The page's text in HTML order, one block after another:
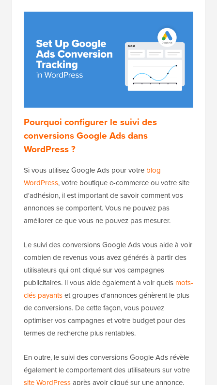
Pourquoi configurer le suivi des
conversions Google Ads dans
WordPress ?
Si vous utilisez Google Ads pour votre blog
WordPress, votre boutique e-commerce ou votre site
d'adhésion, il est important de savoir comment vos
annonces se comportent. Vous ne pouvez pas
améliorer ce que vous ne pouvez pas mesurer.
Le suivi des conversions Google Ads vous aide à voir
combien de revenus vous avez générés à partir des
utilisateurs qui ont cliqué sur vos campagnes
publicitaires. Il vous aide également à voir quels mots-
clés payantset groupes d'annonces génèrent le plus
de conversions. De cette façon, vous pouvez
optimiser vos campagnes et votre budget pour des
termes de recherche plus rentables.
En outre, le suivi des conversions Google Ads révèle
également le comportement des utilisateurs sur votre
site WordPressaprès avoir cliqué sur une annonce.